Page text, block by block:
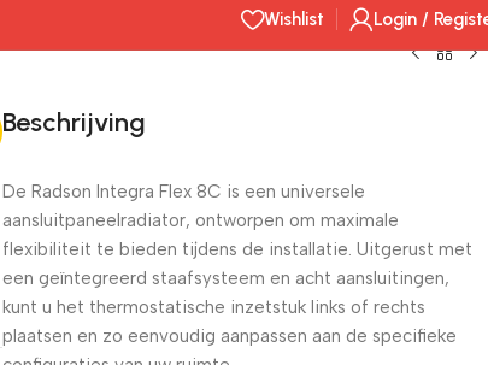
Wishlist
Login /
Beschrijving
De Radson Integra Flex 8C is een universele
aansluitpaneelradiator, ontworpen om maximale
flexibiliteit te bieden tijdens de installatie. Uitgerust met
een geïntegreerd staafsysteem en acht aansluitingen,
kunt u het thermostatische inzetstuk links of rechts
plaatsen en zo eenvoudig aanpassen aan de specifieke